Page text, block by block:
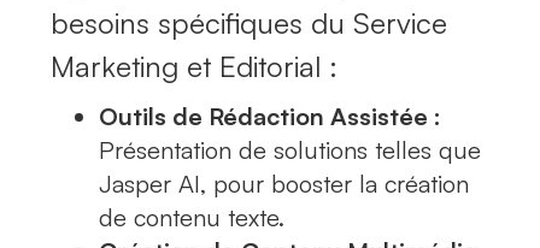
besoins spécifiques du Service
Marketing et Editorial :
Outils de Rédaction Assistée :
Présentation de solutions telles que
Jasper AI, pour booster la création
de contenu texte.